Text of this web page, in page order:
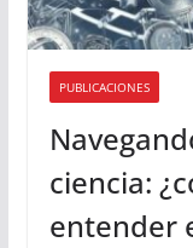
PUBLICACIONES
ciencia:
entender